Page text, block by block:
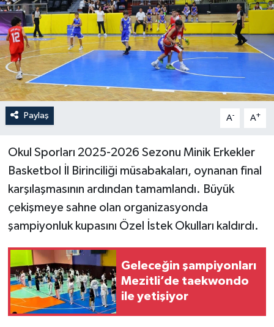
Paylaş A- A+
Okul Sporları 2025-2026 Sezonu Minik Erkekler
Basketbol İl Birinciliği müsabakaları, oynanan final
karşılaşmasının ardından tamamlandı. Büyük
çekişmeye sahne olan organizasyonda
şampiyonluk kupasını Özel İstek Okulları kaldırdı.
Geleceğin şampiyonları
Mezitli’de taekwondo
ile yetişiyor